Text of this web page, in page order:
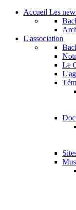
Accueil Les
L'association
Le